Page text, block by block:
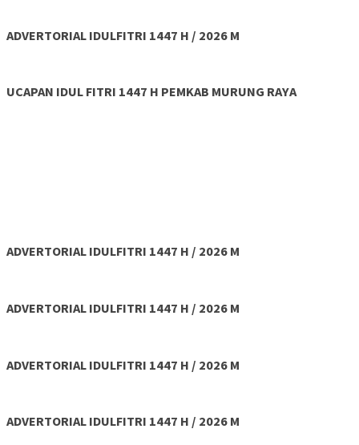
ADVERTORIAL IDULFITRI 1447 H / 2026 M
UCAPAN IDUL FITRI 1447 H PEMKAB MURUNG RAYA
ADVERTORIAL IDULFITRI 1447 H / 2026 M
ADVERTORIAL IDULFITRI 1447 H / 2026 M
ADVERTORIAL IDULFITRI 1447 H / 2026 M
ADVERTORIAL IDULFITRI 1447 H / 2026 M